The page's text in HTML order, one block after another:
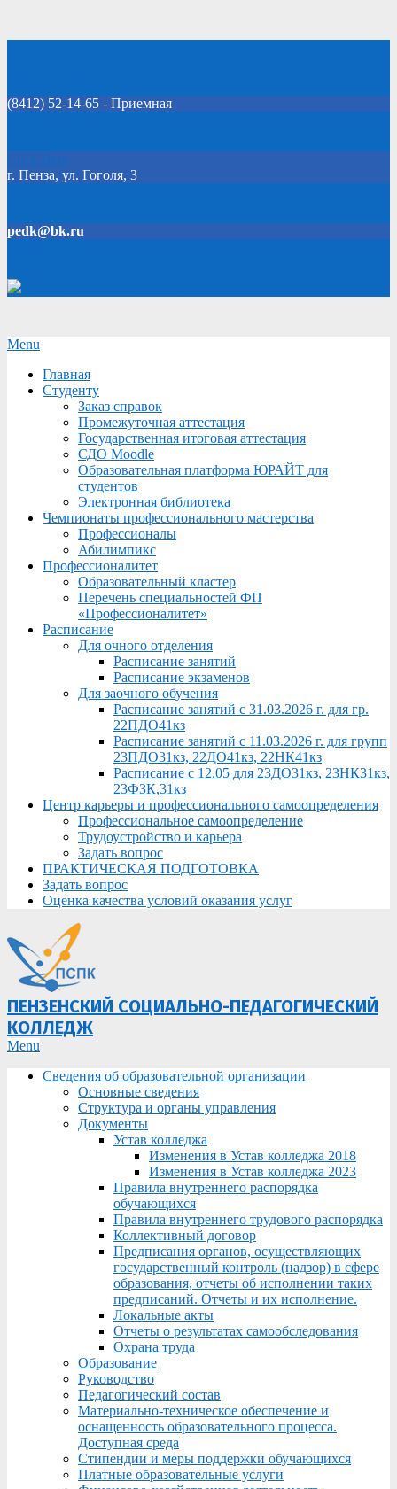
(8412) 52-14-65 - Приемная
Click Here
г. Пенза, ул. Гоголя, 3
pedk@bk.ru
Secondary
Menu
Menu
Главная
Студенту
Заказ справок
Промежуточная аттестация
Государственная итоговая аттестация
СДО Moodle
Образовательная платформа ЮРАЙТ для
студентов
Электронная библиотека
Чемпионаты профессионального мастерства
Профессионалы
Абилимпикс
Профессионалитет
Образовательный кластер
Перечень специальностей ФП
«Профессионалитет»
Расписание
Для очного отделения
Расписание занятий
Расписание экзаменов
Для заочного обучения
Расписание занятий с 31.03.2026 г. для гр.
22ПДО41кз
Расписание занятий с 11.03.2026 г. для групп
23ПДО31кз, 22ДО41кз, 22НК41кз
Расписание с 12.05 для 23ДО31кз, 23НК31кз,
23ФЗК,31кз
Центр карьеры и профессионального самоопределения
Профессиональное самоопределение
Трудоустройство и карьера
Задать вопрос
ПРАКТИЧЕСКАЯ ПОДГОТОВКА
Задать вопрос
Оценка качества условий оказания услуг
ПЕНЗЕНСКИЙ СОЦИАЛЬНО-ПЕДАГОГИЧЕСКИЙ
КОЛЛЕДЖ
Primary
Menu
Menu
Сведения об образовательной организации
Основные сведения
Структура и органы управления
Документы
Устав колледжа
Изменения в Устав колледжа 2018
Изменения в Устав колледжа 2023
Правила внутреннего распорядка
обучающихся
Правила внутреннего трудового распорядка
Коллективный договор
Предписания органов, осуществляющих
государственный контроль (надзор) в сфере
образования, отчеты об исполнении таких
предписаний. Отчеты и их исполнение.
Локальные акты
Отчеты о результатах самообследования
Охрана труда
Образование
Руководство
Педагогический состав
Материально-техническое обеспечение и
оснащенность образовательного процесса.
Доступная среда
Стипендии и меры поддержки обучающихся
Платные образовательные услуги